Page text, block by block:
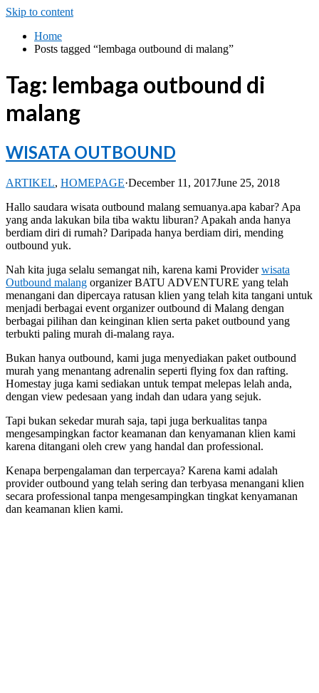
Skip to content
Home
Posts tagged “lembaga outbound di malang”
Tag: lembaga outbound di
malang
WISATA OUTBOUND
ARTIKEL, HOMEPAGE·December 11, 2017June 25, 2018
Hallo saudara wisata outbound malang semuanya.apa kabar? Apa
yang anda lakukan bila tiba waktu liburan? Apakah anda hanya
berdiam diri di rumah? Daripada hanya berdiam diri, mending
outbound yuk.
Nah kita juga selalu semangat nih, karena kami Providerwisata
Outbound malang organizer BATU ADVENTURE yang telah
menangani dan dipercaya ratusan klien yang telah kita tangani untuk
menjadi berbagai event organizer outbound di Malang dengan
berbagai pilihan dan keinginan klien serta paket outbound yang
terbukti paling murah di-malang raya.
Bukan hanya outbound, kami juga menyediakan paket outbound
murah yang menantang adrenalin seperti flying fox dan rafting.
Homestay juga kami sediakan untuk tempat melepas lelah anda,
dengan view pedesaan yang indah dan udara yang sejuk.
Tapi bukan sekedar murah saja, tapi juga berkualitas tanpa
mengesampingkan factor keamanan dan kenyamanan klien kami
karena ditangani oleh crew yang handal dan professional.
Kenapa berpengalaman dan terpercaya? Karena kami adalah
provider outbound yang telah sering dan terbyasa menangani klien
secara professional tanpa mengesampingkan tingkat kenyamanan
dan keamanan klien kami.